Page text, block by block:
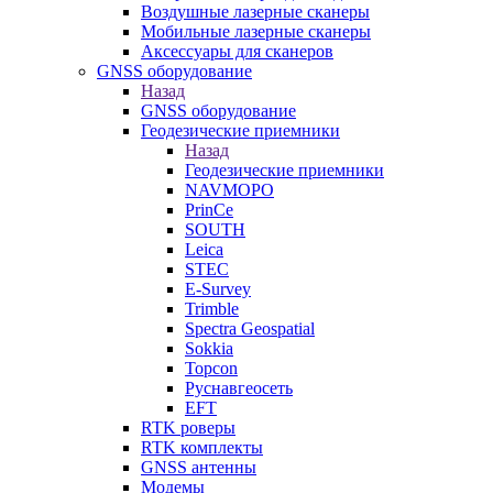
Воздушные лазерные сканеры
Мобильные лазерные сканеры
Аксессуары для сканеров
GNSS оборудование
Назад
GNSS оборудование
Геодезические приемники
Назад
Геодезические приемники
NAVMOPO
PrinCe
SOUTH
Leica
STEC
E-Survey
Trimble
Spectra Geospatial
Sokkia
Topcon
Руснавгеосеть
EFT
RTK роверы
RTK комплекты
GNSS антенны
Модемы